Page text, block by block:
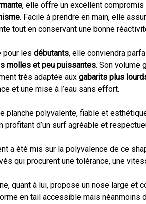
, elle offre un excellent compromis
. Facile à prendre en main, elle
tout en conservant une bonne
pour les débutants, elle conviendra
molles et peu puissantes. Son volume
très adaptée aux gabarits plus
et une mise à l’eau sans effort.
planche polyvalente, fiable et
profitant d’un surf agréable et
a été mis sur la polyvalence de ce
qui procurent une tolérance, une
quant à lui, propose un nose large et
en tail accessible mais néanmoins